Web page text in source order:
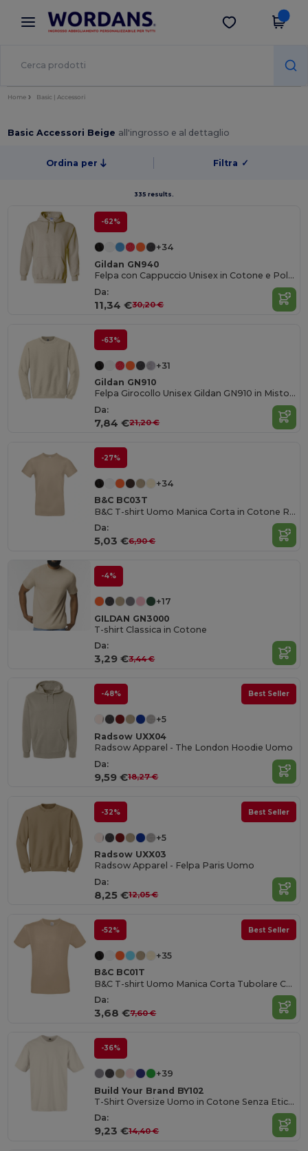
× App Wordans
Prezzi migliori sull'app!
Scarica app
Home Basic | Accessori
Basic Accessori Beige all'ingrosso e al dettaglio
Ordina per Filtra ✓
335 results.
-62%
+34
Gildan GN940
Felpa con Cappuccio Unisex in Cotone e Poliestere di Alta Qualità
Da:
11,34 €30,20 €
-63%
+31
Gildan GN910
Felpa Girocollo Unisex Gildan GN910 in Misto Cotone
Da:
7,84 €21,20 €
-27%
+34
B&C BC03T
B&C T-shirt Uomo Manica Corta in Cotone Ringspun
Da:
5,03 €6,90 €
-4%
+17
GILDAN GN3000
T-shirt Classica in Cotone
Da:
3,29 €3,44 €
-48% Best Seller
+5
Radsow UXX04
Radsow Apparel - The London Hoodie Uomo
Da:
9,59 €18,27 €
-32% Best Seller
+5
Radsow UXX03
Radsow Apparel - Felpa Paris Uomo
Da:
8,25 €12,05 €
-52% Best Seller
+35
B&C BC01T
B&C T-shirt Uomo Manica Corta Tubolare Contemporanea
Da:
3,68 €7,60 €
-36%
+39
Build Your Brand BY102
T-Shirt Oversize Uomo in Cotone Senza Etichetta
Da:
9,23 €14,40 €